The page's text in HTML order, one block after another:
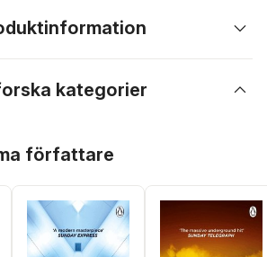
kategorier
författare